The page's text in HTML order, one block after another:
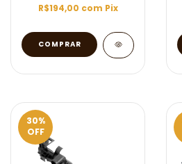
R$194,00 com Pix
30%
OFF